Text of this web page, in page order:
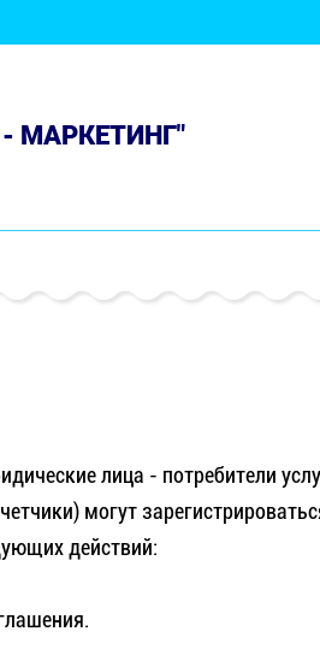
МАРКЕТИНГ"
лица - потребители
могут
действий: